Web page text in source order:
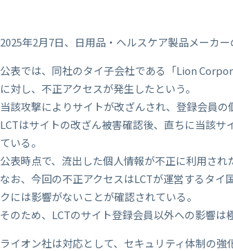
2025年2月7日、日用品・ヘルスケア製品メーカ
公表では、同社のタイ子会社である「Lion
に対し、不正アクセスが発生したという。
当該攻撃によりサイトが改ざんされ、登録会員
LCTはサイトの改ざん被害確認後、直ちに当該
ている。
公表時点で、流出した個人情報が不正に利用され
なお、今回の不正アクセスはLCTが運営するタ
クには影響がないことが確認されている。
そのため、LCTのサイト登録会員以外への影響は
ライオン社は対応として、セキュリティ体制の